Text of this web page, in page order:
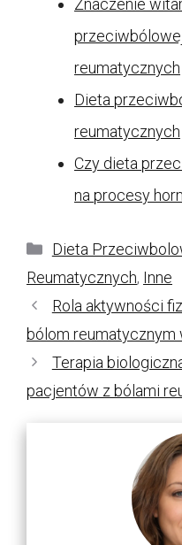
Znaczenie
reumatycznych
Dieta
reumatycznych
Czy dieta
na procesy
Kategorie
Dieta
Reumatycznych, Inne
Rola aktywności
bólom
Terapia
pacjentów z bólami